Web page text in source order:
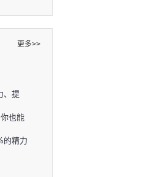
、提
也能
的精力
更多>>